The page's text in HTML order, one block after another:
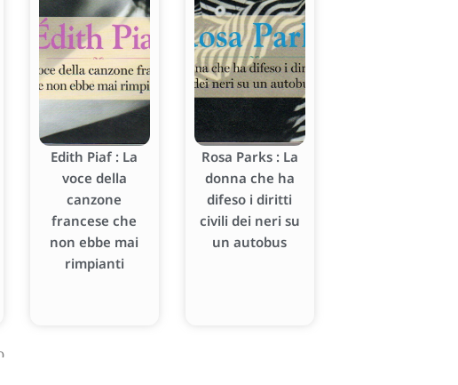
Edith Piaf : La
voce della
canzone
francese che
non ebbe mai
rimpianti
Rosa Parks : La
donna che ha
difeso i diritti
civili dei neri su
un autobus